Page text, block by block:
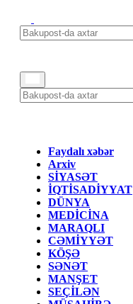
Faydalı xəbər
Arxiv
SİYASƏT
İQTİSADİYYAT
DÜNYA
MEDİCİNA
MARAQLI
CƏMİYYƏT
KÖŞƏ
SƏNƏT
MANŞET
SEÇİLƏN